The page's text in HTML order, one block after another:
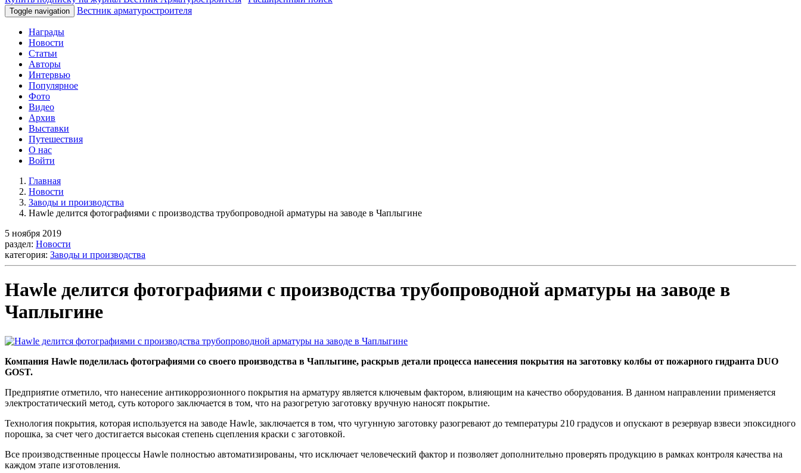
Toggle navigation Вестник арматуростроителя
Награды
Новости
Статьи
Авторы
Интервью
Популярное
Фото
Видео
Архив
Выставки
Путешествия
О нас
Войти
Главная
Новости
Заводы и производства
Hawle делится фотографиями с производства трубопроводной арматуры на заводе в Чаплыгине
5 ноября 2019
раздел: Новости
категория: Заводы и производства
Hawle делится фотографиями с производства трубопроводной арматуры на заводе в
Чаплыгине
Компания Hawle поделилась фотографиями со своего производства в Чаплыгине, раскрыв детали процесса нанесения покрытия на заготовку колбы от пожарного гидранта DUO
GOST.
Предприятие отметило, что нанесение антикоррозионного покрытия на арматуру является ключевым фактором, влияющим на качество оборудования. В данном направлении применяется
электростатический метод, суть которого заключается в том, что на разогретую заготовку вручную наносят покрытие.
Технология покрытия, которая используется на заводе Hawle, заключается в том, что чугунную заготовку разогревают до температуры 210 градусов и опускают в резервуар взвеси эпоксидного
порошка, за счет чего достигается высокая степень сцепления краски с заготовкой.
Все производственные процессы Hawle полностью автоматизированы, что исключает человеческий фактор и позволяет дополнительно проверять продукцию в рамках контроля качества на
каждом этапе изготовления.